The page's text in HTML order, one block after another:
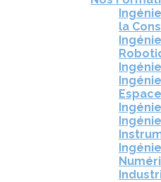
la
Espace